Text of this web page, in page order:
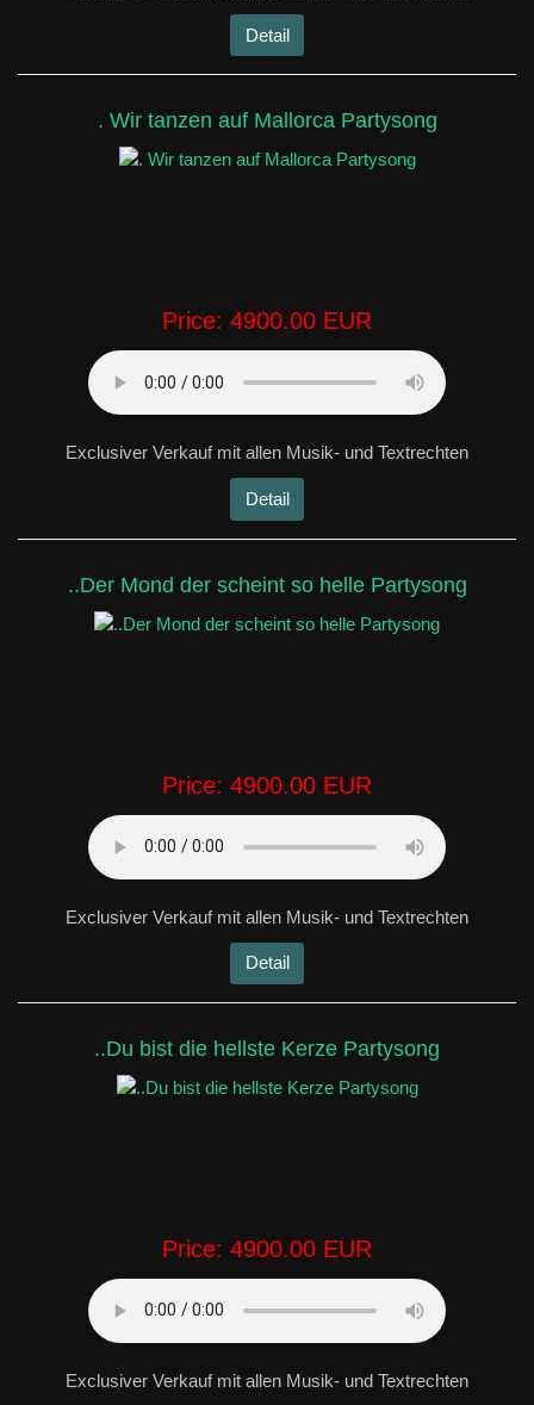
Detail
. Wir tanzen auf Mallorca Partysong
Price: 4900.00 EUR
Exclusiver Verkauf mit allen Musik- und Textrechten
Detail
..Der Mond der scheint so helle Partysong
Price: 4900.00 EUR
Exclusiver Verkauf mit allen Musik- und Textrechten
Detail
..Du bist die hellste Kerze Partysong
Price: 4900.00 EUR
Exclusiver Verkauf mit allen Musik- und Textrechten